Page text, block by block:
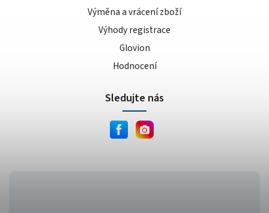
Výměna a vrácení zboží
Výhody registrace
Glovion
Hodnocení
Sledujte nás